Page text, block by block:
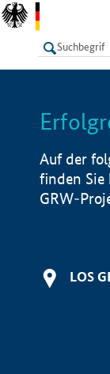
LISTE
Auf der
finden Sie
GRW-
LOS